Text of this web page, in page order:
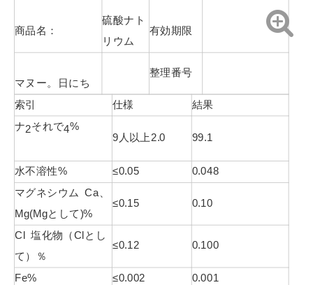
商品名：
硫酸ナト
リウム
有効期限
マヌー。日にち
整理番号
索引 仕様
結果
ナ2それで4%
9人以上 2.0 99.1
水不溶性% ≤0.05
0.048
マグネシウム Ca、
Mg(Mgとして)%
≤0.15 0.10
Cl 塩化物（Clとし
て）％
≤0.12 0.100
Fe% ≤0.002
0.001